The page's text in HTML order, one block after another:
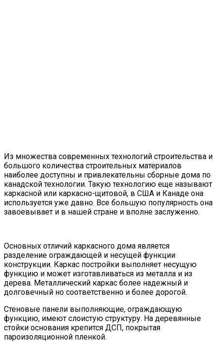
Из множества современных технологий строительства и
большого количества строительных материалов
наиболее доступны и привлекательны сборные дома по
канадской технологии. Такую технологию еще называют
каркасной или каркасно-щитовой, в США и Канаде она
используется уже давно. Все большую популярность она
завоевывает и в нашей стране и вполне заслуженно.
Основных отличий каркасного дома является
разделение ограждающей и несущей функции
конструкции. Каркас постройки выполняет несущую
функцию и может изготавливаться из металла и из
дерева. Металлический каркас более надежный и
долговечный но соответственно и более дорогой.
Стеновые панели выполняющие, ограждающую
функцию, имеют слоистую структуру. На деревянные
стойки основания крепится ДСП, покрытая
пароизоляционной пленкой.